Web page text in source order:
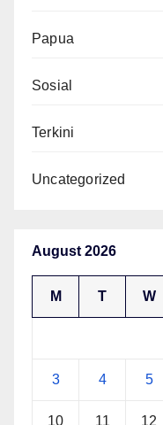
Papua
Sosial
Terkini
Uncategorized
August 2026
M T W
3 4 5
10 11 12